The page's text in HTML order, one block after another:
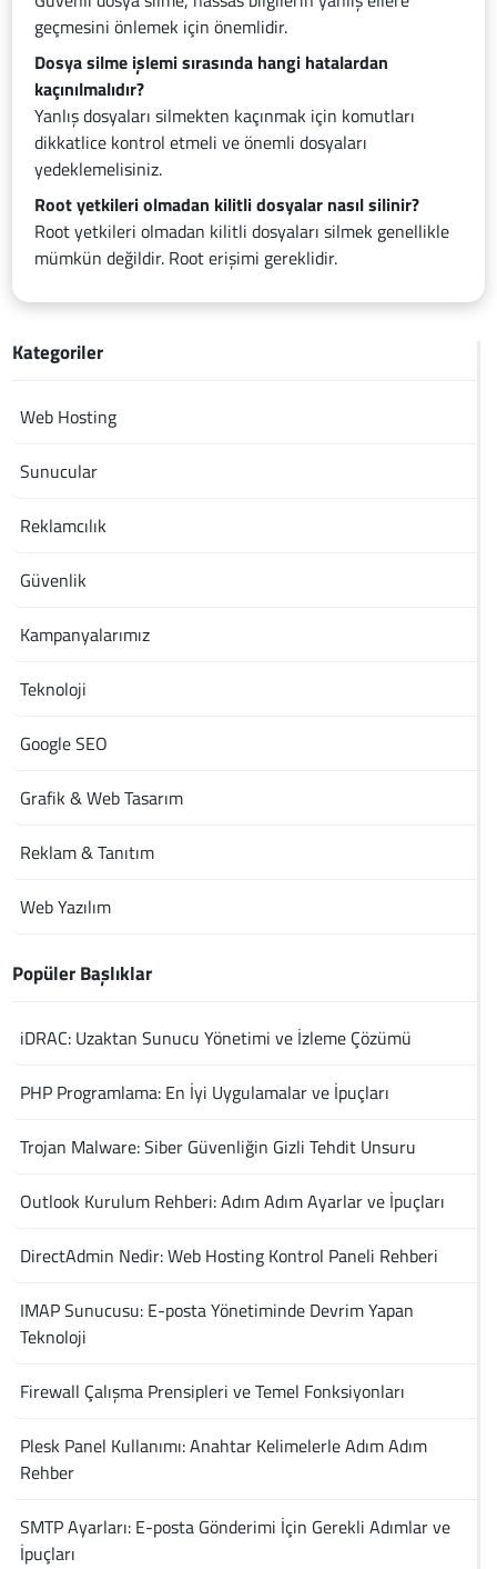
geçmesini önlemek için önemlidir.
Dosya silme işlemi sırasında hangi hatalardan
kaçınılmalıdır?
Yanlış dosyaları silmekten kaçınmak için komutları
dikkatlice kontrol etmeli ve önemli dosyaları
yedeklemelisiniz.
Root yetkileri olmadan kilitli dosyalar nasıl silinir?
Root yetkileri olmadan kilitli dosyaları silmek genellikle
mümkün değildir. Root erişimi gereklidir.
Kategoriler
Web Hosting
Sunucular
Reklamcılık
Güvenlik
Kampanyalarımız
Teknoloji
Google SEO
Grafik & Web Tasarım
Reklam & Tanıtım
Web Yazılım
Popüler Başlıklar
iDRAC: Uzaktan Sunucu Yönetimi ve İzleme Çözümü
PHP Programlama: En İyi Uygulamalar ve İpuçları
Trojan Malware: Siber Güvenliğin Gizli Tehdit Unsuru
Outlook Kurulum Rehberi: Adım Adım Ayarlar ve İpuçları
DirectAdmin Nedir: Web Hosting Kontrol Paneli Rehberi
IMAP Sunucusu: E-posta Yönetiminde Devrim Yapan
Teknoloji
Firewall Çalışma Prensipleri ve Temel Fonksiyonları
Plesk Panel Kullanımı: Anahtar Kelimelerle Adım Adım
Rehber
SMTP Ayarları: E-posta Gönderimi İçin Gerekli Adımlar ve
İpuçları